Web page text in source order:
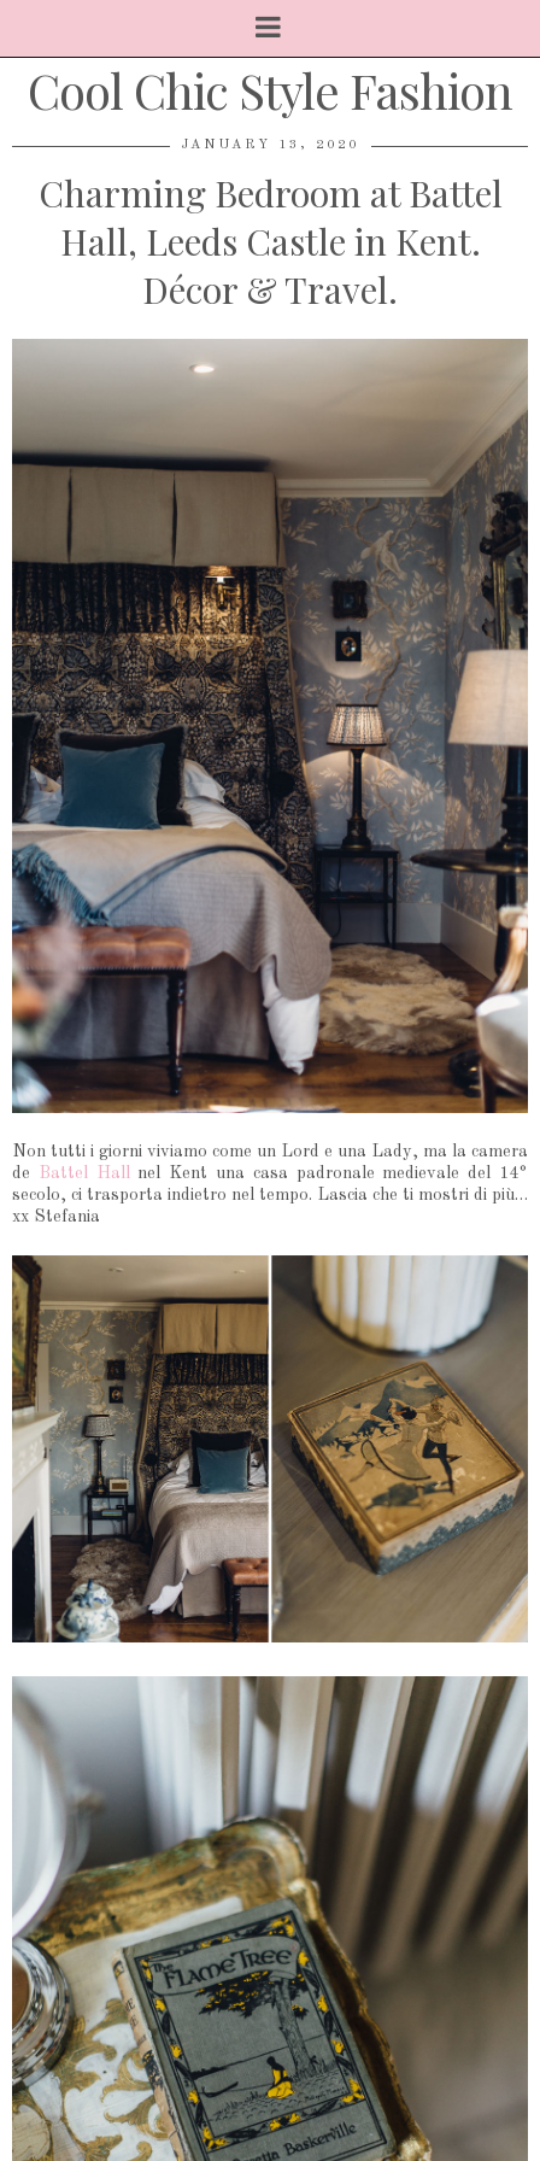
Cool Chic Style Fashion
JANUARY 13, 2020
Charming Bedroom at Battel
Hall, Leeds Castle in Kent.
Décor & Travel.
Non tutti i giorni viviamo come un Lord e una Lady, ma la camera
de Battel Hallnel Kent una casa padronale medievale del 14°
secolo, ci trasporta indietro nel tempo. Lascia che ti mostri di più…
xx Stefania